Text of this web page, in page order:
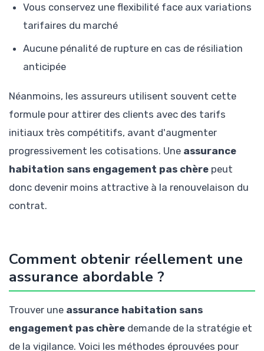
Vous conservez une flexibilité face aux variations
tarifaires du marché
Aucune pénalité de rupture en cas de résiliation
anticipée
Néanmoins, les assureurs utilisent souvent cette
formule pour attirer des clients avec des tarifs
initiaux très compétitifs, avant d'augmenter
progressivement les cotisations. Une assurance
habitation sans engagement pas chère peut
donc devenir moins attractive à la renouvelaison du
contrat.
Comment obtenir réellement une
assurance abordable ?
Trouver une assurance habitation sans
engagement pas chère demande de la stratégie et
de la vigilance. Voici les méthodes éprouvées pour